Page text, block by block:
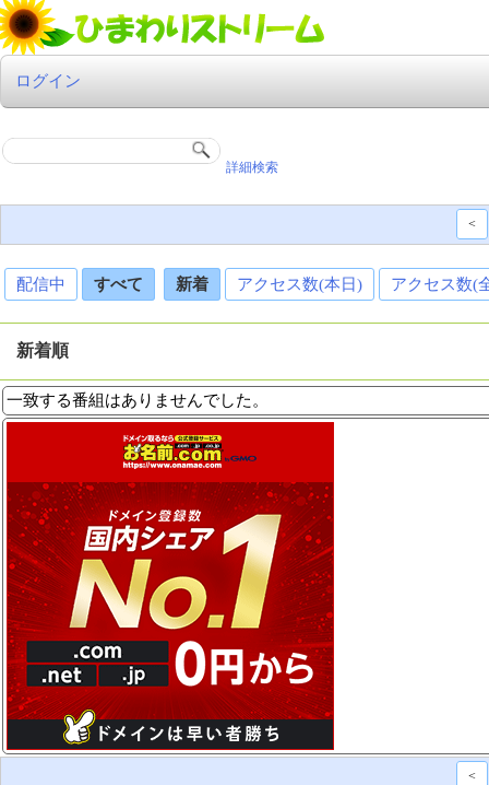
ログイン
詳細検索
<
配信中 すべて 新着 アクセス数(本日) アクセス数(
新着順
一致する番組はありませんでした。
<